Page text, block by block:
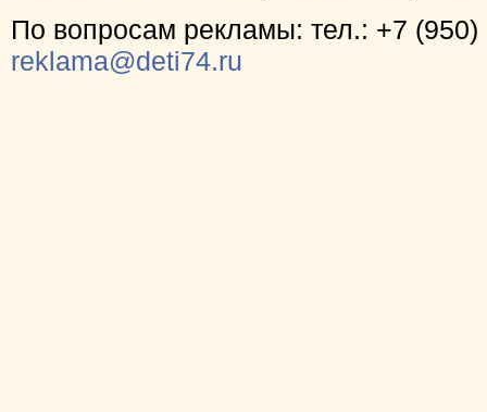
По вопросам рекламы: тел.: +7 (950)
reklama@deti74.ru